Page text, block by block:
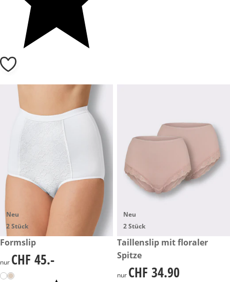
Neu
2 Stück
CHF 45.-
Formslip
CHF 45.-
nur CHF 45.-
Neu
2 Stück
CHF 34.90
Taillenslip mit floraler
Spitze
CHF 34.90
nur CHF 34.90